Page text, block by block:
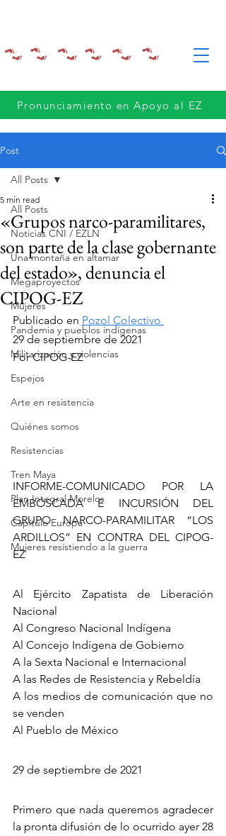
Pronunciamiento en Apoyo al EZ
Post
All Posts
Noticias CNI / EZLN
Una montaña en altamar
Megaproyectos
Mujeres
Pandemia y pueblos indígenas
Militarización y violencias
Espejos
Arte en resistencia
Quiénes somos
Resistencias
Tren Maya
Plan Integral Morelos
Capítulo Europa
Mujeres resistiendo a la guerra
All Posts
«Grupos narco-paramilitares,
son parte de la clase gobernante
del estado», denuncia el
CIPOG-EZ
5 min read
Publicado en Pozol Colectivo
29 de septiembre de 2021
Por CIPOG-EZ
INFORME-COMUNICADO POR LA
EMBOSCADA E INCURSIÓN DEL
GRUPO NARCO-PARAMILITAR “LOS
ARDILLOS” EN CONTRA DEL CIPOG-
EZ
Al Ejército Zapatista de Liberación
Nacional
Al Congreso Nacional Indígena
Al Concejo Indígena de Gobierno
A la Sexta Nacional e Internacional
A las Redes de Resistencia y Rebeldía
A los medios de comunicación que no
se venden
Al Pueblo de México
29 de septiembre de 2021
Primero que nada queremos agradecer
la pronta difusión de lo ocurrido ayer 28